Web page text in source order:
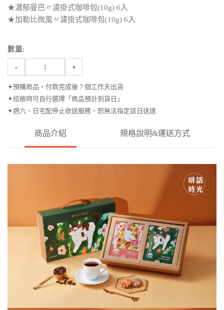
★濃郁曼巴〃濾掛式咖啡包(10g) 6入
★加勒比微風〃濾掛式咖啡包(10g) 6入
數量:
- +
✦預購商品，付款完成後 7 個工作天出貨
✦結帳時可自行選擇「商品預計到貨日」
✦週六、日宅配停止收送服務，恕無法指定該日送達
商品介紹 規格說明&運送方式